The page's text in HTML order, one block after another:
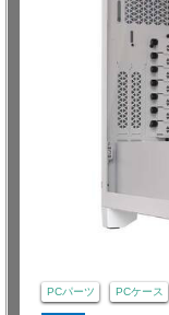
PCパーツ PCケース